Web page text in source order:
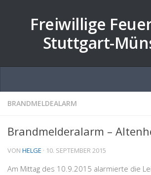
Freiwillige
Stuttgart-
BRANDMELDEALARM
Brandmelderalarm –
VON HELGE · 10. SEPTEMBER 2015
Am Mittag des 10.9.2015 alarmierte die